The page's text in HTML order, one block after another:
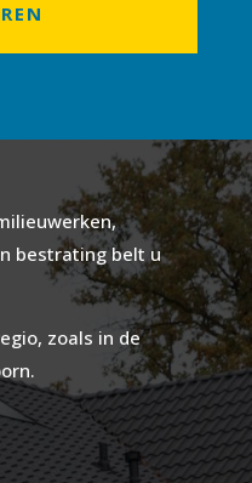
bestrating belt u
zoals in de